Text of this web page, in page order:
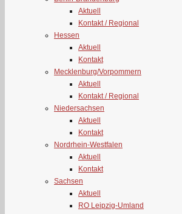
Aktuell
Kontakt / Regional
Hessen
Aktuell
Kontakt
Mecklenburg/Vorpommern
Aktuell
Kontakt / Regional
Niedersachsen
Aktuell
Kontakt
Nordrhein-Westfalen
Aktuell
Kontakt
Sachsen
Aktuell
RO Leipzig-Umland